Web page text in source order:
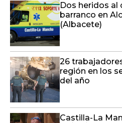
Dos heridos al
barranco en
(Albacete)
26
región en los
del año
Castilla-La